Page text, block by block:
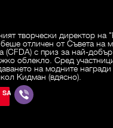
творчески директор на
отличен от Съвета на
(CFDA) с приз за най-
облекло. Сред
на модните
Кидман (вдясно).
SAVE